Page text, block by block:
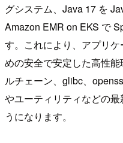
グシステム、Java 17 を
Amazon EMR on EKS で
す。これにより、アプリ
めの安全で安定した高性
ルチェーン、glibc、
やユーティリティなどの
うになります。